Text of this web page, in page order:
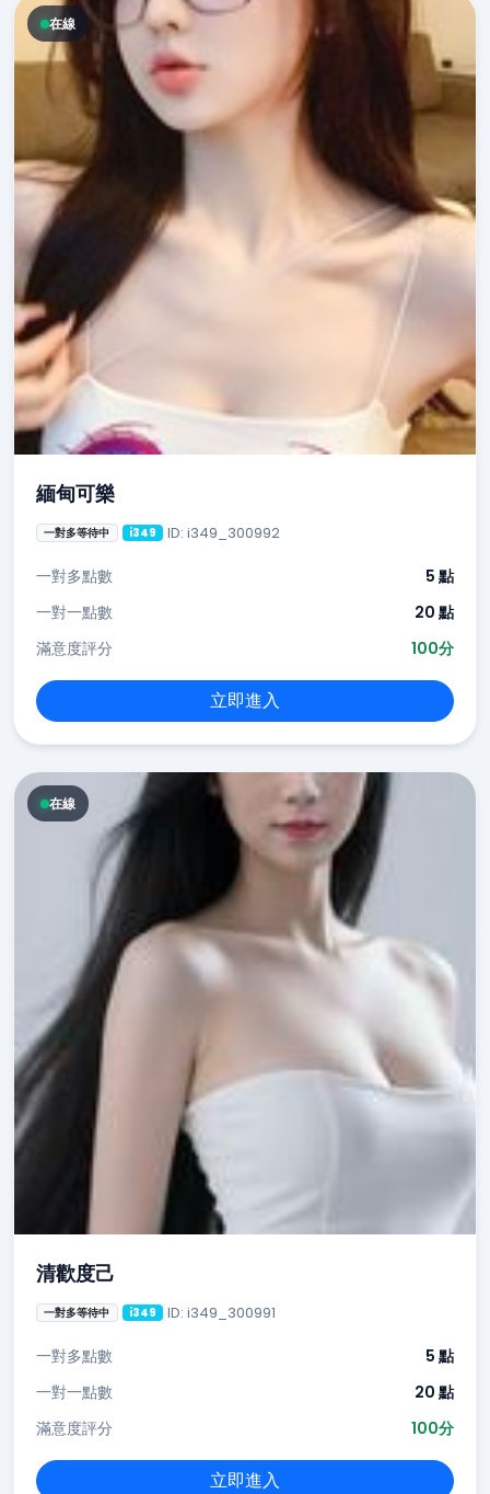
在線
緬甸可樂
一對多等待中 i349 ID: i349_300992
一對多點數
5 點
一對一點數
20 點
滿意度評分
100分
立即進入
在線
清歡度己
一對多等待中 i349 ID: i349_300991
一對多點數
5 點
一對一點數
20 點
滿意度評分
100分
立即進入